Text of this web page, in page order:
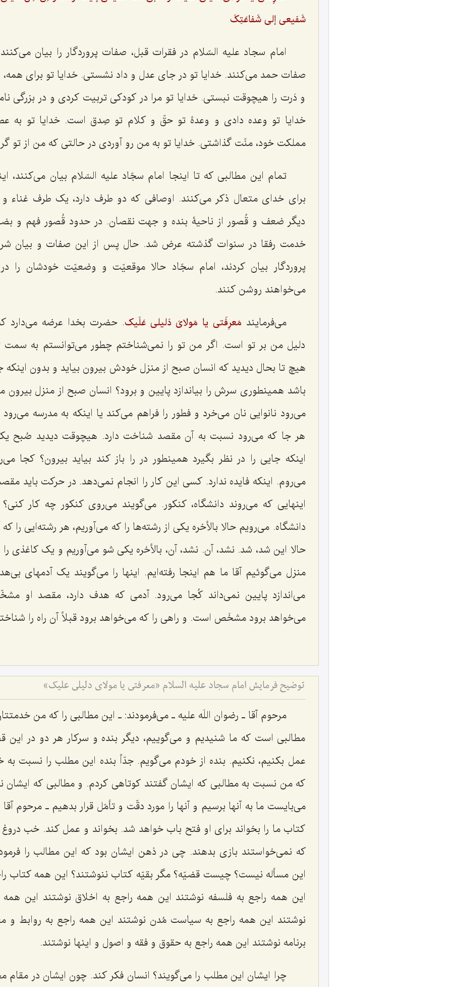
شَفیعی إلی شَفاعَتِکَ
امام سجاد علیه السّلام در فقرات قبل، صفات پروردگار را بیان
صفات حمد می‌کنند. خدایا تو در جای عدل و داد نشستی. خدایا تو برای همه،
و دَرت را هیچوقت نبستی. خدایا تو مرا در کودکی تربیت کردی و در بزرگی
خدایا تو وعده دادی و وعدۀ تو حقّ و کلام تو صِدق است. خدایا تو به
مملکت خود، منّت گذاشتی. خدایا تو به من رو آوردی در حالتی که من از تو
تمام این مطالبی که تا اینجا امام سجّاد علیه السّلام بیان می‌کنند،
برای خدای متعال ذکر می‌کنند. اوصافی که دو طرف دارد، یک طرف غناء
دیگر ضعف و قُصور از ناحیۀ بنده و جهت نقصان. در حدود قُصور فهم و
خدمت رفقا در سنوات گذشته عرض شد. حال پس از این صفات و بیان
پروردگار بیان کردند، امام سجّاد حالا موقعیّت و وضعیّت خودشان را
می‌خواهند روشن کنند.
می‌فرمایند مَعرِفَتی یا مَولایَ دَلیلی عَلَیک. حضرت بخدا عرضه می‌دارد
دلیل من بر تو است. اگر من تو را نمی‌شناختم چطور می‌توانستم به سمت
هیچ تا بحال دیدید که انسان صبح از منزل خودش بیرون بیاید و بدون اینکه
باشد همینطوری سرش را بیاندازد پایین و برود؟ انسان صبح از منزل بیرون
می‌رود نانوایی نان می‌خرد و فطور را فراهم می‌کند یا اینکه به مدرسه
هر جا که می‌رود نسبت به آن مقصد شناخت دارد. هیچوقت دیدید صُبح
اینکه جایی را در نظر بگیرد همینطور در را باز کند بیاید بیرون؟ کجا
می‌روم. اینکه فایده ندارد. کسی این کار را انجام نمی‌دهد. در حرکت باید
اینهایی که می‌روند دانشگاه، کنکور. می‌گویند می‌روی کنکور چه کار
دانشگاه. می‌رویم حالا بالأخره یکی از رشته‌ها را که می‌آوریم، هر رشته‌ایی را
حالا این شد، شد. نشد، آن. نشد، آن، بالأخره یکی شو می‌آوریم و یک کاغذی
منزل می‌گوئیم آقا ما هم اینجا رفته‌ایم. اینها را می‌گویند یک آدمهای
می‌اندازد پایین نمی‌داند کُجا می‌رود. آدمی که هدف دارد، مقصد او
می‌خواهد برود مشخَص است. و راهی را که می‌خواهد برود قبلاً آن راه را
توضیح فرمایش امام سجاد علیه السلام «معرفتى یا مولاى دلیلى علیك»
مرحوم آقا ـ رضوان اللَه علیه ـ می‌فرمودند: ـ این مطالبی را که من
مطالبی است که ما شنیدیم و می‌گوییم، دیگر بنده و سرکار هر دو در
عمل بکنیم، نکنیم. بنده از خودم می‌گویم. جدّاً بنده این مطلب را نسبت
که من نسبت به مطالبی که ایشان گفتند کوتاهی کردم. و مطالبی که ایشان
می‌بایست ما به آنها برسیم و آنها را مورد دقّت و تأمّل قرار بدهیم ـ مرحوم
کتاب ما را بخواند برای او فتح باب خواهد شد. بخواند و عمل کند. خب دروغ
که نمی‌خواستند بازی بدهند. چی در ذهن ایشان بود که این مطالب را
این مسأله نیست؟ چیست قضیّه؟ مگر بقیّه کتاب ننوشتند؟ این همه کتاب
این همه راجع به فلسفه نوشتند این همه راجع به اخلاق نوشتند این همه
نوشتند این همه راجع به سیاست مُدن نوشتند این همه راجع به روابط و
برنامه نوشتند این همه راجع به حقوق و فقه و اصول و اینها نوشتند.
چرا ایشان این مطلب را می‌گویند؟ انسان فکر کند. چون ایشان در مقام